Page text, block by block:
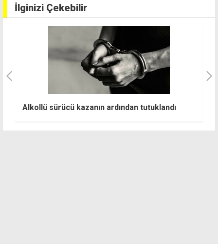
İlginizi Çekebilir
Alkollü sürücü kazanın ardından tutuklandı